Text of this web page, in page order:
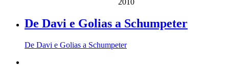
De Davi e Golias a Schumpeter
De Davi e Golias a Schumpeter